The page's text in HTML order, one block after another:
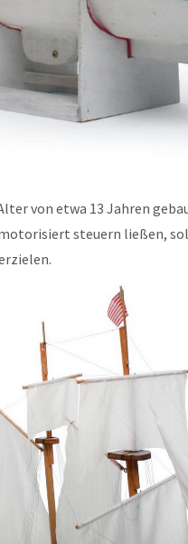
von etwa 13 Jahren
steuern ließen,